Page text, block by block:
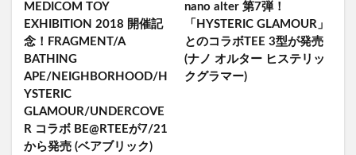
MEDICOM TOY
EXHIBITION 2018 開催記
念！FRAGMENT/A
BATHING
APE/NEIGHBORHOOD/H
YSTERIC
GLAMOUR/UNDERCOVE
R コラボ BE@RTEEが7/21
から発売 (ベアブリック)
nano alter 第7弾！
「HYSTERIC GLAMOUR」
とのコラボTEE 3型が発売
(ナノ オルター ヒステリッ
クグラマー)